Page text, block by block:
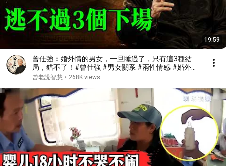
19:59
曾仕強：婚外情的男女，一旦睡過了，只有這3種結
局，錯不了！#曾仕強 #男女關系 #兩性情感 #婚外情
#出軌 #婚姻 #現實 #人生感悟 #易經
曾老說智慧 • 268K views